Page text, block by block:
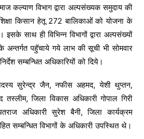
कल्याण विभाग द्वारा अल्पसंख्यक समुदाय की
किसान हेतू 272 बालिकाओं को योजना के
इसके साथ ही विभिन्न विभागों द्वारा अल्पसंख्यों
अन्तर्गत पहुॅचाये गये लाभ की सूची भी सोमवार
सम्बन्धित अधिकारियों को दिये।
सुरेन्द्र जैन, नफीस अहमद, येशी थुप्तन,
जिला विकास अधिकारी गोपाल गिरी
अधिकारी सुरेश बैनी, जिला कार्यक्रम
सम्बन्धित विभागों के अधिकारी उपस्थित थे।